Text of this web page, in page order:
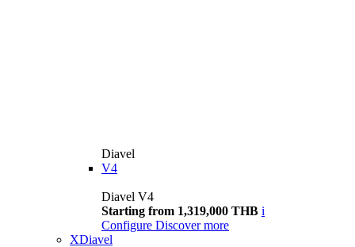
Diavel
V4
Diavel V4
Starting from 1,319,000 THB i
Configure Discover more
XDiavel